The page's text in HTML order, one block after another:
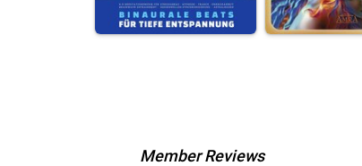
Member Reviews